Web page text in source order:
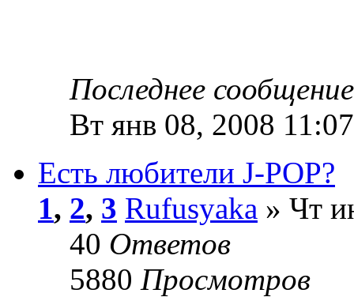
Последнее
Вт янв 08, 2008
Есть любители J-POP?
1, 2, 3 Rufusyaka » Чт
40 Ответов
5880 Просмотров